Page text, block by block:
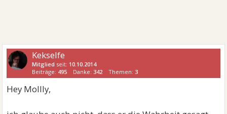
Kekselfe
Mitglied seit: 10.10.2014
Beiträge: 495 Danke:342 Themen:3
Hey Mollly,